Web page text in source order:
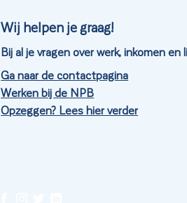
Wij helpen je graag!
Bij al je vragen over werk, inkomen en
Ga naar de contactpagina
Werken bij de NPB
Opzeggen? Lees hier verder